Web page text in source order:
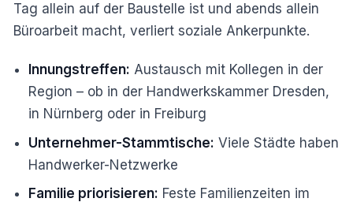
Tag allein auf der Baustelle ist und abends allein
Büroarbeit macht, verliert soziale Ankerpunkte.
Innungstreffen: Austausch mit Kollegen in der
Region – ob in der Handwerkskammer Dresden,
in Nürnberg oder in Freiburg
Unternehmer-Stammtische: Viele Städte haben
Handwerker-Netzwerke
Familie priorisieren: Feste Familienzeiten im